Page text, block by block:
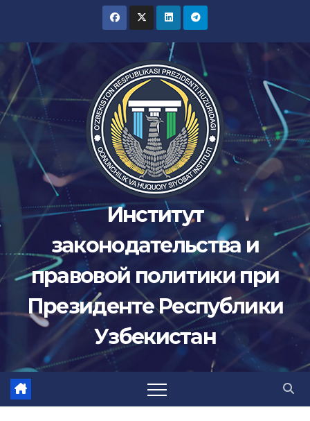
content
Институт
законодательства и
правовой политики при
Президенте Республики
Узбекистан